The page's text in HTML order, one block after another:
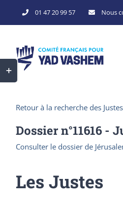
to
01 47 20 99 57 Nous
Retour à la recherche des
Dossier n°11616 -
Consulter le dossier de
Les Justes
Toggle
Sliding